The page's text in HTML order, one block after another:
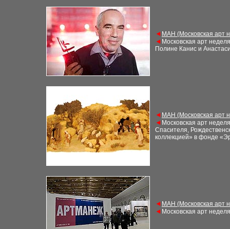
◄ МАН (Московская арт
◄ Московская арт неделя
Полине Канис и
◄ МАН (Московская арт
◄ Московская арт неделя
Спасителя,
коллекцией» в фонде
◄ МАН (Московская арт
◄ Московская арт неделя